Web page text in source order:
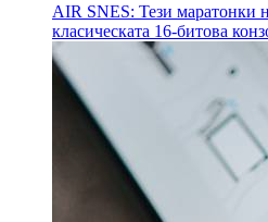
AIR SNES: Тези маратонки
класическата 16-битова